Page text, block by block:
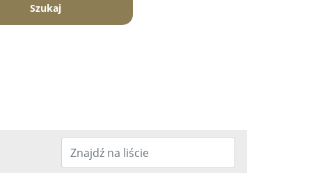
Szukaj